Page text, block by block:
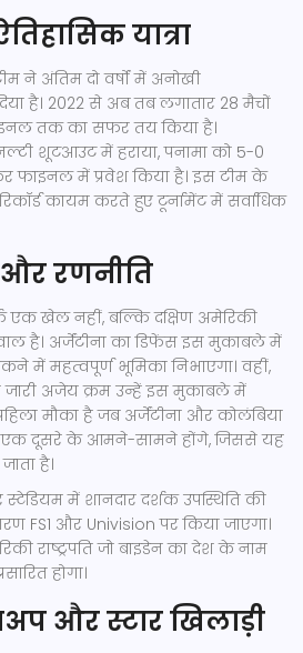
यात्रा
ने अंतिम दो वर्षों में अनोखी
है। 2022 से अब तब लगातार 28 मैचों
तक का सफर तय किया है।
शूटआउट में हराया, पनामा को 5-0
फाइनल में प्रवेश किया है। इस टीम के
कायम करते हुए टूर्नामेंट में सर्वाधिक
रणनीति
एक खेल नहीं, बल्कि दक्षिण अमेरिकी
है। अर्जेंटीना का डिफेंस इस मुकाबले में
में महत्वपूर्ण भूमिका निभाएगा। वहीं,
अजेय क्रम उन्हें इस मुकाबले में
मौका है जब अर्जेंटीना और कोलंबिया
एक दूसरे के आमने-सामने होंगे, जिससे यह
है।
में शानदार दर्शक उपस्थिति की
FS1 और Univision पर किया जाएगा।
राष्ट्रपति जो बाइडेन का देश के नाम
होगा।
और स्टार खिलाड़ी